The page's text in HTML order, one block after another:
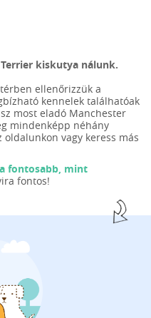
kiskutya nálunk.
ellenőrizzük a
kennelek találhatóak
most eladó Manchester
mindenképp néhány
oldalunkon vagy keress más
fontosabb, mint
fontos!